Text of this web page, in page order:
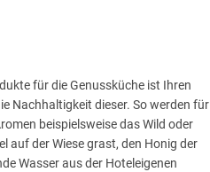
und der Dekoration mit Liebe
Wasser.
bergen eine geheime Kraft in
für die Genussküche ist Ihren
Nachhaltigkeit dieser. So werden für
beispielsweise das Wild oder
auf der Wiese grast, den Honig der
Wasser aus der Hoteleigenen